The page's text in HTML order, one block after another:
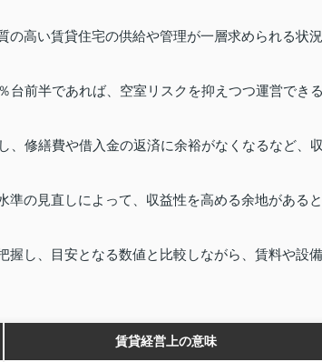
の高い賃貸住宅の供給や管理が一層求められる状況
台前半であれば、空室リスクを抑えつつ運営でき
、修繕費や借入金の返済に余裕がなくなるなど、
の見直しによって、収益性を高める余地があると
握し、目安となる数値と比較しながら、賃料や設備
賃貸経営上の意味